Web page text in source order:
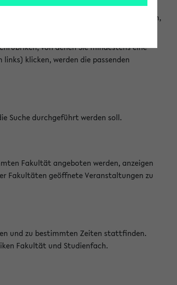
so gezielt die Veranstaltungen heraussuchen,
von denen Sie mindestens eine
links) klicken, werden die passenden
Suche durchgeführt werden soll.
Fakultät angeboten werden, anzeigen
Fakultäten geöffnete Veranstaltungen zu
und zu bestimmten Zeiten stattfinden.
Fakultät und Studienfach.